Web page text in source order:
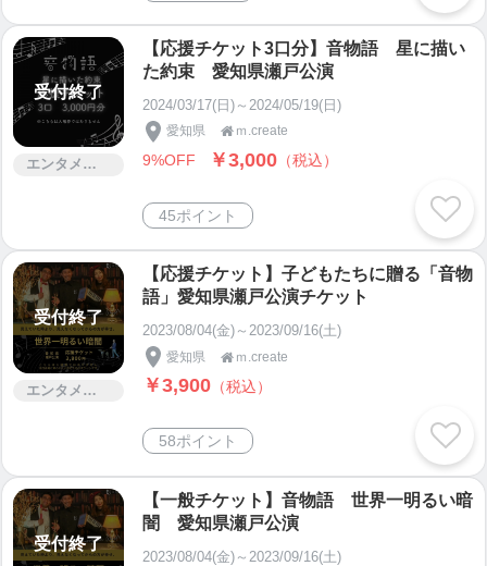
受付終了
エンタメ・コンサート
【応援チケット3口分】音物語 星に描い
た約束 愛知県瀬戸公演
2024/03/17(日)～2024/05/19(日)
愛知県  ｍ.create
9%OFF ￥3,000 （税込）
45ポイント
受付終了
エンタメ・コンサート
【応援チケット】子どもたちに贈る「音物
語」愛知県瀬戸公演チケット
2023/08/04(金)～2023/09/16(土)
愛知県  ｍ.create
￥3,900 （税込）
58ポイント
受付終了
【一般チケット】音物語 世界一明るい暗
闇 愛知県瀬戸公演
2023/08/04(金)～2023/09/16(土)